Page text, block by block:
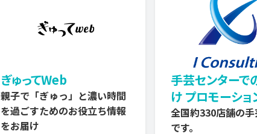
ぎゅってWeb
親子で「ぎゅっ」と濃い時間
を過ごすためのお役立ち情報
をお届け
手芸センターで
け プロモーショ
全国約330店舗の
です。